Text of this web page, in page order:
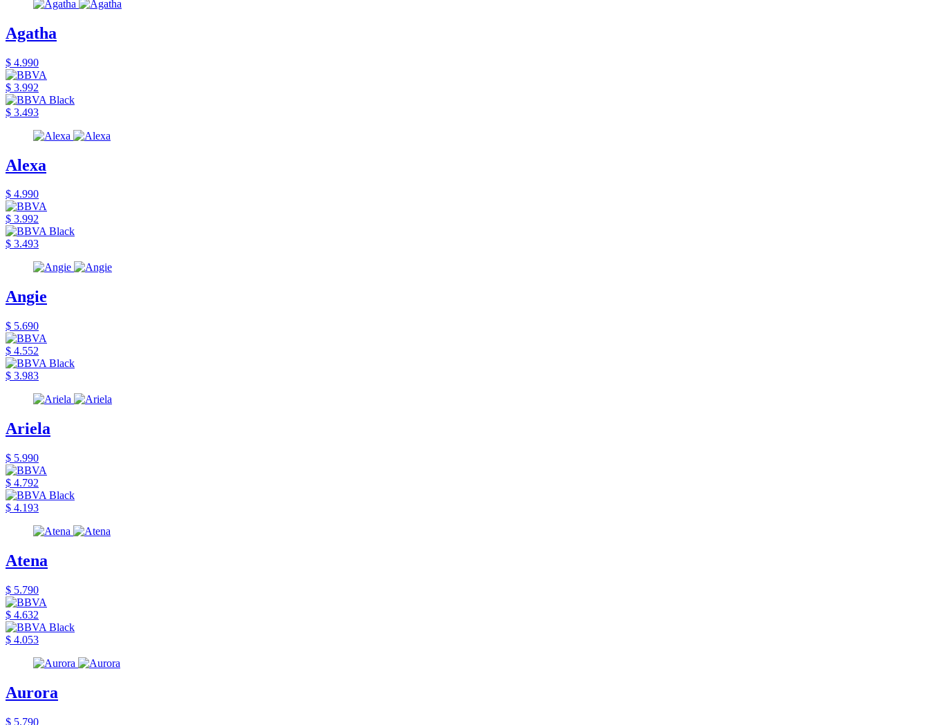
Agatha
$ 4.990
$ 3.992
$ 3.493
Alexa
$ 4.990
$ 3.992
$ 3.493
Angie
$ 5.690
$ 4.552
$ 3.983
Ariela
$ 5.990
$ 4.792
$ 4.193
Atena
$ 5.790
$ 4.632
$ 4.053
Aurora
$ 5.790